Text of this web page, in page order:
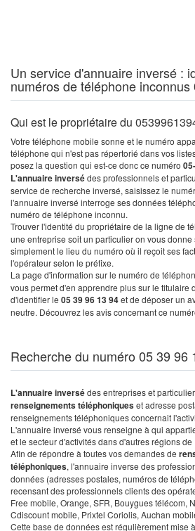
Un service d'annuaire inversé :
numéros de téléphone
Qui est le propriétaire du
Votre téléphone mobile sonne et le numéro
téléphone qui n'est pas répertorié dans vos
posez la question qui est-ce donc ce numéro
L'annuaire inversédes professionnels et
service de recherche inversé, saisissez le
l'annuaire inversé interroge ses données
numéro de téléphone inconnu.
Trouver l'identité du propriétaire de la ligne de
une entreprise soit un particulier on vous
simplement le lieu du numéro où il reçoit ses
l'opérateur selon le préfixe.
La page d'information sur le numéro de
vous permet d'en apprendre plus sur le titulaire
d'identifier le 05 39 96 13 94et de déposer un
neutre. Découvrez les avis concernant ce
Recherche du numéro 05 39 96
L'annuaire inversédes entreprises et
renseignements téléphoniqueset adresse
renseignements téléphoniques concernait
L'annuaire inversé vous renseigne à qui
et le secteur d'activités dans d'autres régions de
Afin de répondre à toutes vos demandes de
téléphoniques, l'annuaire inverse des
données (adresses postales, numéros de
recensant des professionnels clients des
Free mobile, Orange, SFR, Bouygues télécom,
Cdiscount mobile, Prixtel Coriolis, Auchan
Cette base de données est régulièrement mise